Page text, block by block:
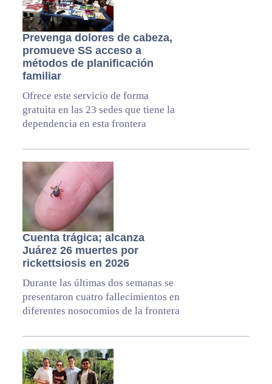
Prevenga dolores de cabeza,
promueve SS acceso a
métodos de planificación
familiar
Ofrece este servicio de forma
gratuita en las 23 sedes que tiene la
dependencia en esta frontera
Cuenta trágica; alcanza
Juárez 26 muertes por
rickettsiosis en 2026
Durante las últimas dos semanas se
presentaron cuatro fallecimientos en
diferentes nosocomios de la frontera